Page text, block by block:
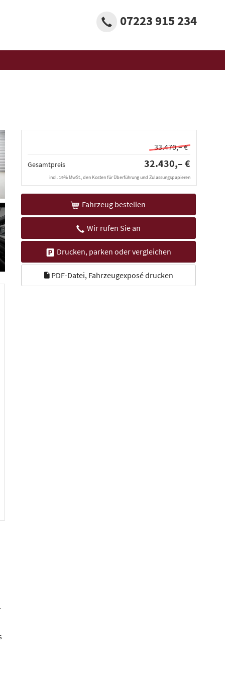
07223 915 234
33.470,– €
Gesamtpreis 32.430,– €
incl. 19% MwSt., den Kosten für Überführung und Zulassungspapieren
Fahrzeug bestellen
Wir rufen Sie an
Drucken, parken oder vergleichen
PDF-Datei, Fahrzeugexposé drucken